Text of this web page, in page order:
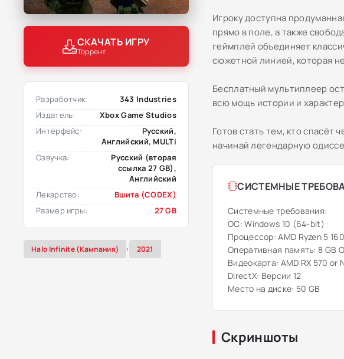
СКАЧАТЬ ИГРУ
Торрент
Разработчик:
343 Industries
Издатель:
Xbox Game Studios
Интерфейс:
Русский,
Английский, MULTi
Озвучка:
Русский (вторая
ссылка 27 GB),
Английский
Лекарство:
Вшита (CODEX)
Размер игры:
27 GB
Halo Infinite (Кампания) , 2021
Игроку доступна
прямо в поле, а также
геймплей объединяет
сюжетной линией, которая
Бесплатный мультиплеер
всю мощь истории и
Готов стать тем, кто спасёт
начинай легендарную
СИСТЕМНЫЕ
Системные требования:
ОС: Windows 10 (64-bit)
Процессор: AMD Ryzen 5
Оперативная память: 8 GB
Видеокарта: AMD RX 570 or
DirectX: Версии 12
Место на диске: 50 GB
Скриншоты